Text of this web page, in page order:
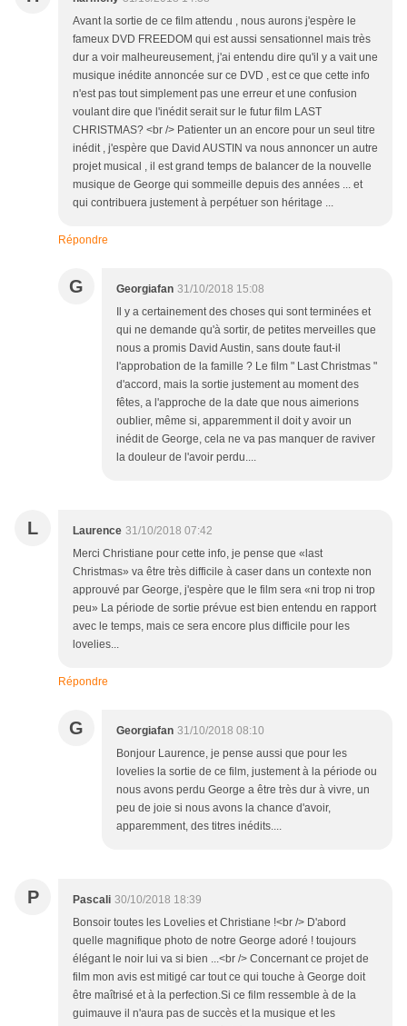
Avant la sortie de ce film attendu , nous aurons j'espère le
fameux DVD FREEDOM qui est aussi sensationnel mais très
dur a voir malheureusement, j'ai entendu dire qu'il y a vait une
musique inédite annoncée sur ce DVD , est ce que cette info
n'est pas tout simplement pas une erreur et une confusion
voulant dire que l'inédit serait sur le futur film LAST
CHRISTMAS? <br /> Patienter un an encore pour un seul titre
inédit , j'espère que David AUSTIN va nous annoncer un autre
projet musical , il est grand temps de balancer de la nouvelle
musique de George qui sommeille depuis des années ... et
qui contribuera justement à perpétuer son héritage ...
Répondre
G Georgiafan 31/10/2018 15:08
Il y a certainement des choses qui sont terminées et
qui ne demande qu'à sortir, de petites merveilles que
nous a promis David Austin, sans doute faut-il
l'approbation de la famille ? Le film " Last Christmas "
d'accord, mais la sortie justement au moment des
fêtes, a l'approche de la date que nous aimerions
oublier, même si, apparemment il doit y avoir un
inédit de George, cela ne va pas manquer de raviver
la douleur de l'avoir perdu....
L Laurence 31/10/2018 07:42
Merci Christiane pour cette info, je pense que «last
Christmas» va être très difficile à caser dans un contexte non
approuvé par George, j'espère que le film sera «ni trop ni trop
peu» La période de sortie prévue est bien entendu en rapport
avec le temps, mais ce sera encore plus difficile pour les
lovelies...
Répondre
G Georgiafan 31/10/2018 08:10
Bonjour Laurence, je pense aussi que pour les
lovelies la sortie de ce film, justement à la période ou
nous avons perdu George a être très dur à vivre, un
peu de joie si nous avons la chance d'avoir,
apparemment, des titres inédits....
P Pascali 30/10/2018 18:39
Bonsoir toutes les Lovelies et Christiane !<br /> D'abord
quelle magnifique photo de notre George adoré ! toujours
élégant le noir lui va si bien ...<br /> Concernant ce projet de
film mon avis est mitigé car tout ce qui touche à George doit
être maîtrisé et à la perfection.Si ce film ressemble à de la
guimauve il n'aura pas de succès et la musique et les